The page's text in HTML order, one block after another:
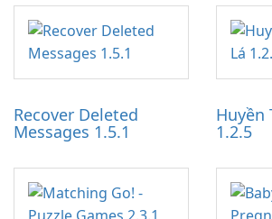
application designed to
optimize the gaming
experience for Grand Theft
Auto IV.
work
tools
and
Recover Deleted
Messages 1.5.1
Huyền
1.2.5